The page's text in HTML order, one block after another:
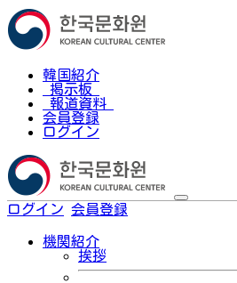
韓国紹介
掲示板
報道資料
会員登録
ログイン
ログイン 会員登録
機関紹介
挨拶